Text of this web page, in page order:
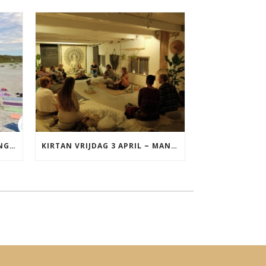
YOGA VAKANTIE TERSCHELLING 17 T/M 19 JULI KIRTAN VRIJDAG 3 APRIL ~ MANTRAZINGEN MET DIEDERICK IN LEEUWARDEN